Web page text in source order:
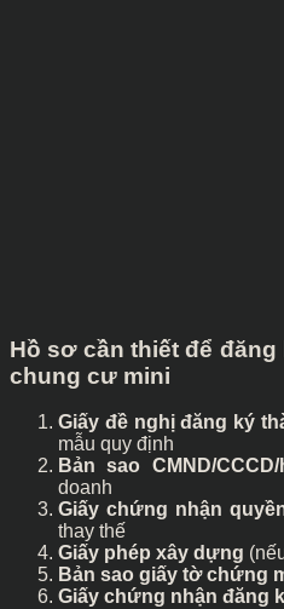
Hồ sơ cần thiết để
chung cư mini
Giấy đề nghị đăng ký
mẫu quy định
Bản sao CMND/
doanh
Giấy chứng nhận
thay thế
Giấy phép xây dựng
Bản sao giấy tờ chứng
Giấy chứng nhận đăng